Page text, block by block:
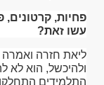
פחיות, קרטונים,
עשו זאת?
ליאת חזרה ואמרה
ולהיכשל, הוא לא